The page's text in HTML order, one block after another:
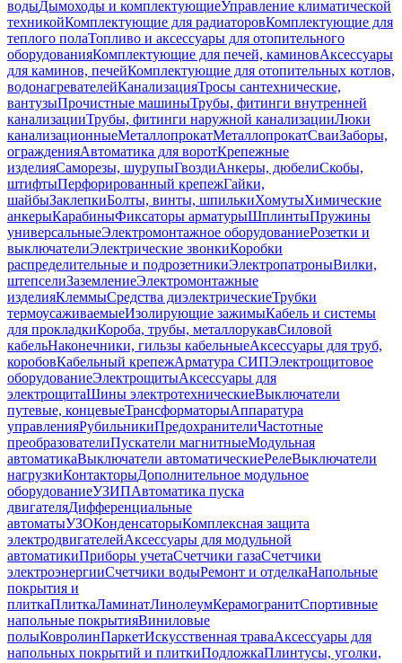
водыДымоходы и комплектующиеУправление климатической
техникойКомплектующие для радиаторовКомплектующие для
теплого полаТопливо и аксессуары для отопительного
оборудованияКомплектующие для печей, каминовАксессуары
для каминов, печейКомплектующие для отопительных котлов,
водонагревателейКанализацияТросы сантехнические,
вантузыПрочистные машиныТрубы, фитинги внутренней
канализацииТрубы, фитинги наружной канализацииЛюки
канализационныеМеталлопрокатМеталлопрокатСваиЗаборы,
огражденияАвтоматика для воротКрепежные
изделияСаморезы, шурупыГвоздиАнкеры, дюбелиСкобы,
штифтыПерфорированный крепежГайки,
шайбыЗаклепкиБолты, винты, шпилькиХомутыХимические
анкерыКарабиныФиксаторы арматурыШплинтыПружины
универсальныеЭлектромонтажное оборудованиеРозетки и
выключателиЭлектрические звонкиКоробки
распределительные и подрозетникиЭлектропатроныВилки,
штепселиЗаземлениеЭлектромонтажные
изделияКлеммыСредства диэлектрическиеТрубки
термоусаживаемыеИзолирующие зажимыКабель и системы
для прокладкиКороба, трубы, металлорукавСиловой
кабельНаконечники, гильзы кабельныеАксессуары для труб,
коробовКабельный крепежАрматура СИПЭлектрощитовое
оборудованиеЭлектрощитыАксессуары для
электрощитаШины электротехническиеВыключатели
путевые, концевыеТрансформаторыАппаратура
управленияРубильникиПредохранителиЧастотные
преобразователиПускатели магнитныеМодульная
автоматикаВыключатели автоматическиеРелеВыключатели
нагрузкиКонтакторыДополнительное модульное
оборудованиеУЗИПАвтоматика пуска
двигателяДифференциальные
автоматыУЗОКонденсаторыКомплексная защита
электродвигателейАксессуары для модульной
автоматикиПриборы учетаСчетчики газаСчетчики
электроэнергииСчетчики водыРемонт и отделкаНапольные
покрытия и
плиткаПлиткаЛаминатЛинолеумКерамогранитСпортивные
напольные покрытияВиниловые
полыКовролинПаркетИскусственная траваАксессуары для
напольных покрытий и плиткиПодложкаПлинтусы, уголки,